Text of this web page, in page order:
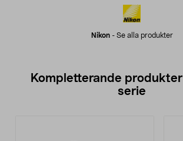
Nikon- Se alla produkter
Kompletterande
serie